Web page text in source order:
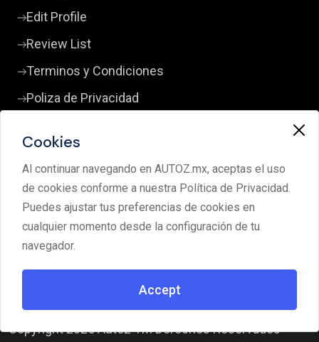
Edit Profile
Review List
Terminos y Condiciones
Poliza de Privacidad
Contact Us
+52 33 3380 0598
clientes@autoz.mx
Av. Lorenzo Barcelata 4299 Los Pinos Campestre
45239 Zapopan Jalisco
Copyright 2025 Autoz TM Derechos Reservados
Cookies
Al continuar navegando en AUTOZ.mx, aceptas el uso
de cookies conforme a nuestra Política de Privacidad.
Puedes ajustar tus preferencias de cookies en
cualquier momento desde la configuración de tu
navegador.
Accept